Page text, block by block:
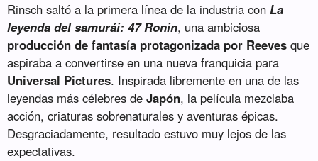
Rinsch saltó a la primera línea de la industria conLa
leyenda del samurái: 47 Ronin, una ambiciosa
producción de fantasía protagonizada por Reeves que
aspiraba a convertirse en una nueva franquicia para
Universal Pictures. Inspirada libremente en una de las
leyendas más célebres deJapón, la película mezclaba
acción, criaturas sobrenaturales y aventuras épicas.
Desgraciadamente, resultado estuvo muy lejos de las
expectativas.